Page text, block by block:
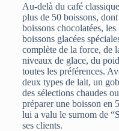
Au-delà du café
plus de 50 boissons,
boissons chocolatées,
boissons glacées
complète de la force, de
niveaux de glace, du
toutes les préférences.
deux types de lait, un
des sélections chaudes
préparer une boisson en
lui a valu le surnom de
ses clients.